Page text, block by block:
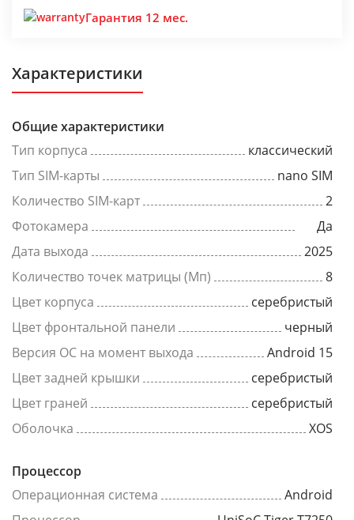
Гарантия 12 мес.
Характеристики
Общие характеристики
Тип корпуса
классический
Тип SIM-карты
nano SIM
Количество SIM-карт
2
Фотокамера
Да
Дата выхода
2025
Количество точек матрицы (Мп)
8
Цвет корпуса
серебристый
Цвет фронтальной панели
черный
Версия ОС на момент выхода
Android 15
Цвет задней крышки
серебристый
Цвет граней
серебристый
Оболочка
XOS
Процессор
Операционная система
Android